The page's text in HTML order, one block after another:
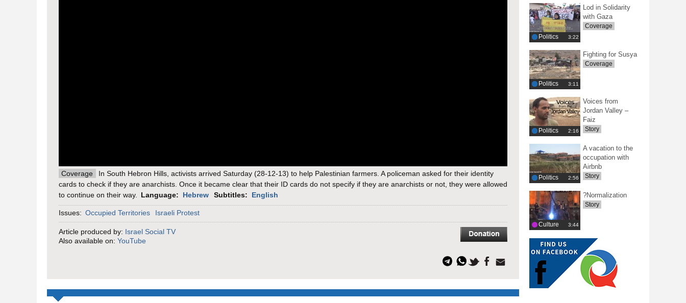
Coverage
In South Hebron Hills, activists arrived Saturday (28-12-13) to help Palestinian farmers. A policeman asked for their identity
cards to check if they are anarchists. Once it became clear that their ID cards do not specify if they are anarchists or not, they were allowed
to continue on their way.
Language: Hebrew Subtitles: English
Issues: Occupied Territories Israeli Protest
Article produced by: Israel Social TV
Also available on: YouTube
Politics ‎3:22
Lod in Solidarity
with Gaza
Coverage
Politics ‎3:11
Fighting for Susya
Coverage
Politics ‎2:16
Voices from
Jordan Valley –
Faiz
Story
Politics ‎2:56
A vacation to the
occupation with
Airbnb
Story
Culture ‎3:44
?Normalization
Story